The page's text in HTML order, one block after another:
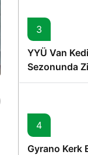
3
YYÜ Van
Sezonunda
Vurgusu
4
Gyrano Kerk